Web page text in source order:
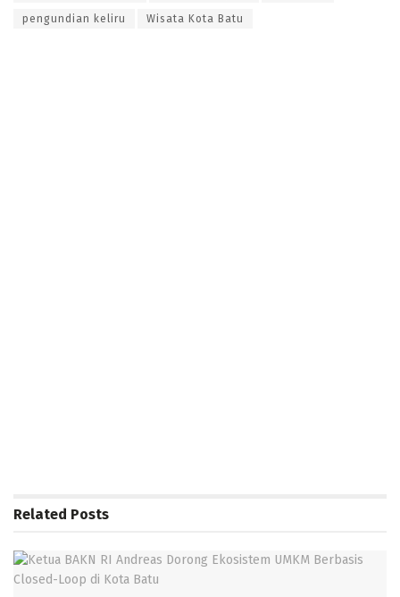
pengundian keliru Wisata Kota Batu
Related Posts